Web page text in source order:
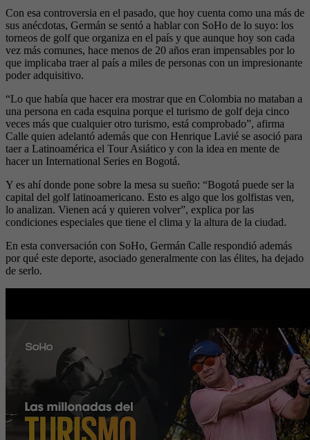
Con esa controversia en el pasado, que hoy cuenta como una más de
sus anécdotas, Germán se sentó a hablar con SoHo de lo suyo: los
torneos de golf que organiza en el país y que aunque hoy son cada
vez más comunes, hace menos de 20 años eran impensables por lo
que implicaba traer al país a miles de personas con un impresionante
poder adquisitivo.
“Lo que había que hacer era mostrar que en Colombia no mataban a
una persona en cada esquina porque el turismo de golf deja cinco
veces más que cualquier otro turismo, está comprobado”, afirma
Calle quien adelantó además que con Henrique Lavié se asoció para
taer a Latinoamérica el Tour Asiático y con la idea en mente de
hacer un International Series en Bogotá.
Y es ahí donde pone sobre la mesa su sueño: “Bogotá puede ser la
capital del golf latinoamericano. Esto es algo que los golfistas ven,
lo analizan. Vienen acá y quieren volver”, explica por las
condiciones especiales que tiene el clima y la altura de la ciudad.
En esta conversación con SoHo, Germán Calle respondió además
por qué este deporte, asociado generalmente con las élites, ha dejado
de serlo.